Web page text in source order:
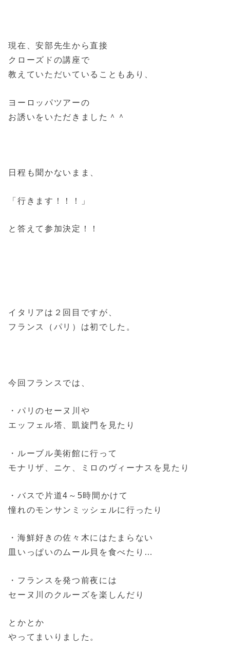
現在、安部先生から直接
クローズドの講座で
教えていただいていることもあり、
ヨーロッパツアーの
お誘いをいただきました＾＾
日程も聞かないまま、
「行きます！！！」
と答えて参加決定！！
イタリアは２回目ですが、
フランス（パリ）は初でした。
今回フランスでは、
・パリのセーヌ川や
エッフェル塔、凱旋門を見たり
・ルーブル美術館に行って
モナリザ、ニケ、ミロのヴィーナスを見たり
・バスで片道4～5時間かけて
憧れのモンサンミッシェルに行ったり
・海鮮好きの佐々木にはたまらない
皿いっぱいのムール貝を食べたり…
・フランスを発つ前夜には
セーヌ川のクルーズを楽しんだり
とかとか
やってまいりました。